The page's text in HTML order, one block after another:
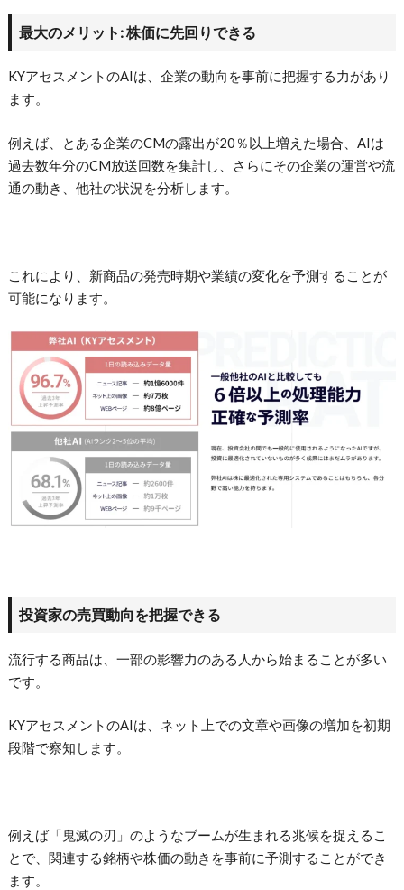
最大のメリット: 株価に先回りできる
KYアセスメントのAIは、企業の動向を事前に把握する力があり
ます。
例えば、とある企業のCMの露出が20％以上増えた場合、AIは
過去数年分のCM放送回数を集計し、さらにその企業の運営や流
通の動き、他社の状況を分析します。
これにより、新商品の発売時期や業績の変化を予測することが
可能になります。
投資家の売買動向を把握できる
流行する商品は、一部の影響力のある人から始まることが多い
です。
KYアセスメントのAIは、ネット上での文章や画像の増加を初期
段階で察知します。
例えば「鬼滅の刃」のようなブームが生まれる兆候を捉えるこ
とで、関連する銘柄や株価の動きを事前に予測することができ
ます。